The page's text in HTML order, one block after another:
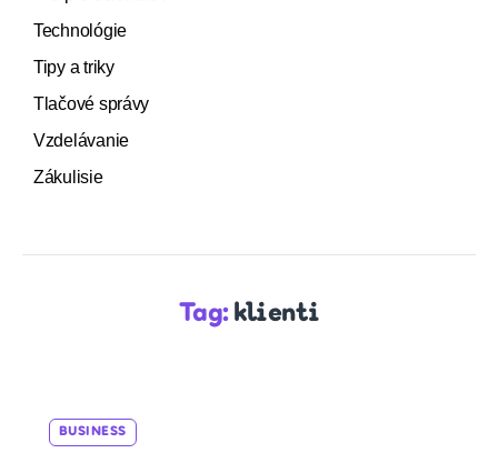
Technológie
Tipy a triky
Tlačové správy
Vzdelávanie
Zákulisie
Tag: klienti
BUSINESS